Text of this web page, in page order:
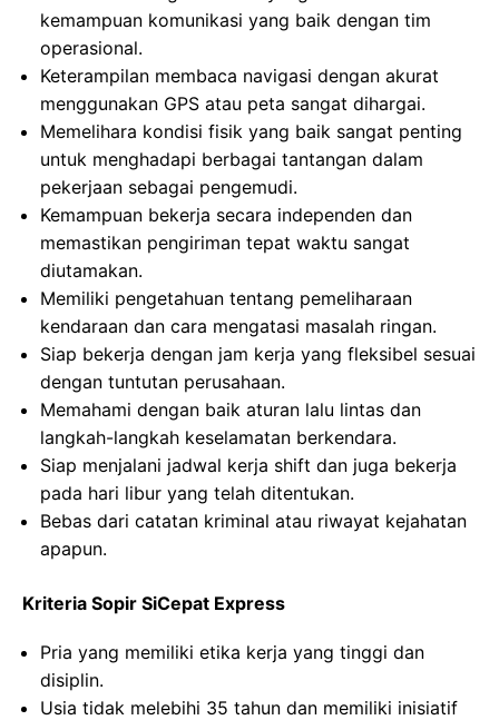
kemampuan komunikasi yang baik dengan tim
operasional.
Keterampilan membaca navigasi dengan akurat
menggunakan GPS atau peta sangat dihargai.
Memelihara kondisi fisik yang baik sangat penting
untuk menghadapi berbagai tantangan dalam
pekerjaan sebagai pengemudi.
Kemampuan bekerja secara independen dan
memastikan pengiriman tepat waktu sangat
diutamakan.
Memiliki pengetahuan tentang pemeliharaan
kendaraan dan cara mengatasi masalah ringan.
Siap bekerja dengan jam kerja yang fleksibel sesuai
dengan tuntutan perusahaan.
Memahami dengan baik aturan lalu lintas dan
langkah-langkah keselamatan berkendara.
Siap menjalani jadwal kerja shift dan juga bekerja
pada hari libur yang telah ditentukan.
Bebas dari catatan kriminal atau riwayat kejahatan
apapun.
Kriteria Sopir SiCepat Express
Pria yang memiliki etika kerja yang tinggi dan
disiplin.
Usia tidak melebihi 35 tahun dan memiliki inisiatif